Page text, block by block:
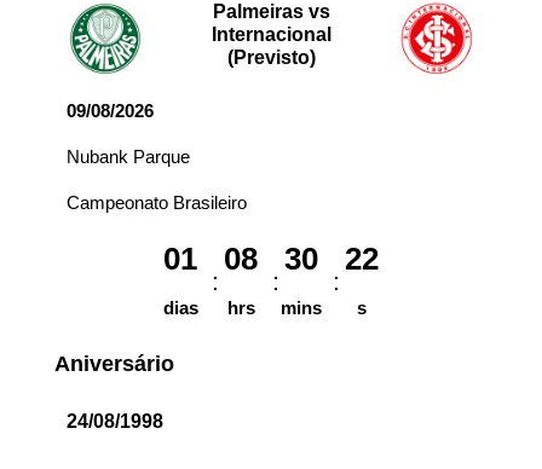
Palmeiras vs
Internacional
(Previsto)
09/08/2026
Nubank Parque
Campeonato Brasileiro
01
dias
08
hrs
30
mins
22
s
Aniversário
24/08/1998